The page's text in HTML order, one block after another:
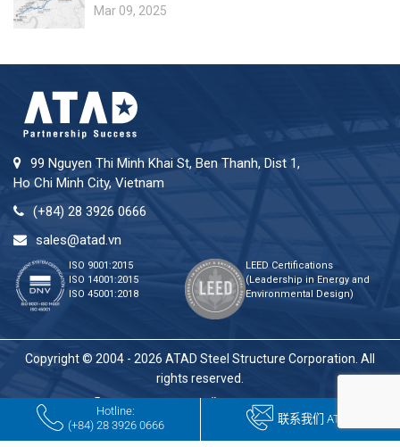
Mar 09, 2025
99 Nguyen Thi Minh Khai St, Ben Thanh, Dist 1,
Ho Chi Minh City, Vietnam
(+84) 28 3926 0666
sales@atad.vn
ISO 9001:2015
ISO 14001:2015
ISO 45001:2018
LEED Certifications
(Leadership in Energy and
Environmental Design)
Copyright © 2004 - 2026 ATAD Steel Structure Corporation. All
rights reserved.
Hotline:
(+84) 28 3926 0666
联系我们 ATAD